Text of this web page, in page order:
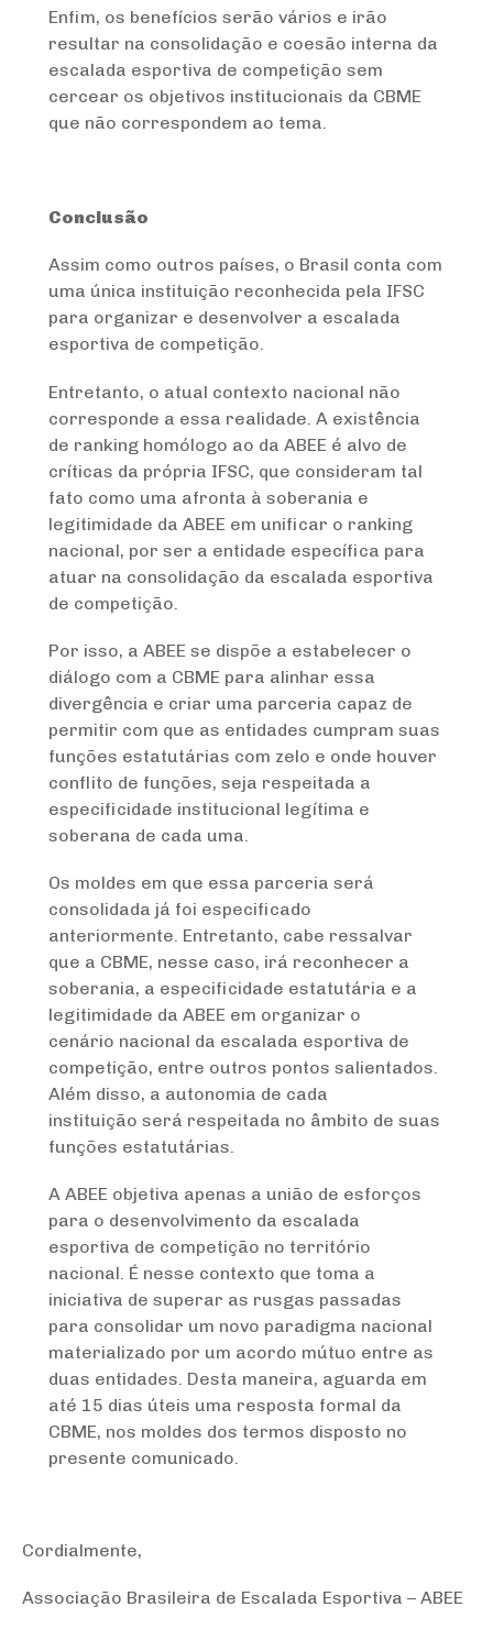
Enfim, os benefícios serão vários e irão
resultar na consolidação e coesão interna da
escalada esportiva de competição sem
cercear os objetivos institucionais da CBME
que não correspondem ao tema.
Conclusão
Assim como outros países, o Brasil conta com
uma única instituição reconhecida pela IFSC
para organizar e desenvolver a escalada
esportiva de competição.
Entretanto, o atual contexto nacional não
corresponde a essa realidade. A existência
de ranking homólogo ao da ABEE é alvo de
críticas da própria IFSC, que consideram tal
fato como uma afronta à soberania e
legitimidade da ABEE em unificar o ranking
nacional, por ser a entidade específica para
atuar na consolidação da escalada esportiva
de competição.
Por isso, a ABEE se dispõe a estabelecer o
diálogo com a CBME para alinhar essa
divergência e criar uma parceria capaz de
permitir com que as entidades cumpram suas
funções estatutárias com zelo e onde houver
conflito de funções, seja respeitada a
especificidade institucional legítima e
soberana de cada uma.
Os moldes em que essa parceria será
consolidada já foi especificado
anteriormente. Entretanto, cabe ressalvar
que a CBME, nesse caso, irá reconhecer a
soberania, a especificidade estatutária e a
legitimidade da ABEE em organizar o
cenário nacional da escalada esportiva de
competição, entre outros pontos salientados.
Além disso, a autonomia de cada
instituição será respeitada no âmbito de suas
funções estatutárias.
A ABEE objetiva apenas a união de esforços
para o desenvolvimento da escalada
esportiva de competição no território
nacional. É nesse contexto que toma a
iniciativa de superar as rusgas passadas
para consolidar um novo paradigma nacional
materializado por um acordo mútuo entre as
duas entidades. Desta maneira, aguarda em
até 15 dias úteis uma resposta formal da
CBME, nos moldes dos termos disposto no
presente comunicado.
Cordialmente,
Associação Brasileira de Escalada Esportiva – ABEE